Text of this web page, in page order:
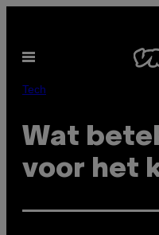
de
inhoud
Open
Tech
Wat
voor het